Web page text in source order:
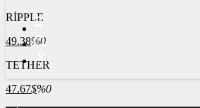
RİPPLE
49.38%0
TETHER
47.67$%0